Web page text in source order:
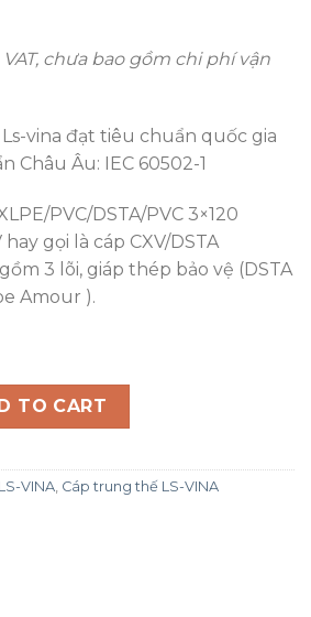
chưa bao gồm chi phí vận
vina đạt tiêu chuẩn quốc gia
Châu Âu: IEC 60502-1
PVC/DSTA/PVC 3×120
gọi là cáp CXV/DSTA
3 lõi, giáp thép bảo vệ (DSTA
Amour ).
LS-VINA Cu/XLPE/PVC/DSTA/
TO CART
VINA Cáp trung thế LS-VINA